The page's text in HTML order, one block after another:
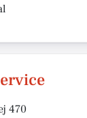
470